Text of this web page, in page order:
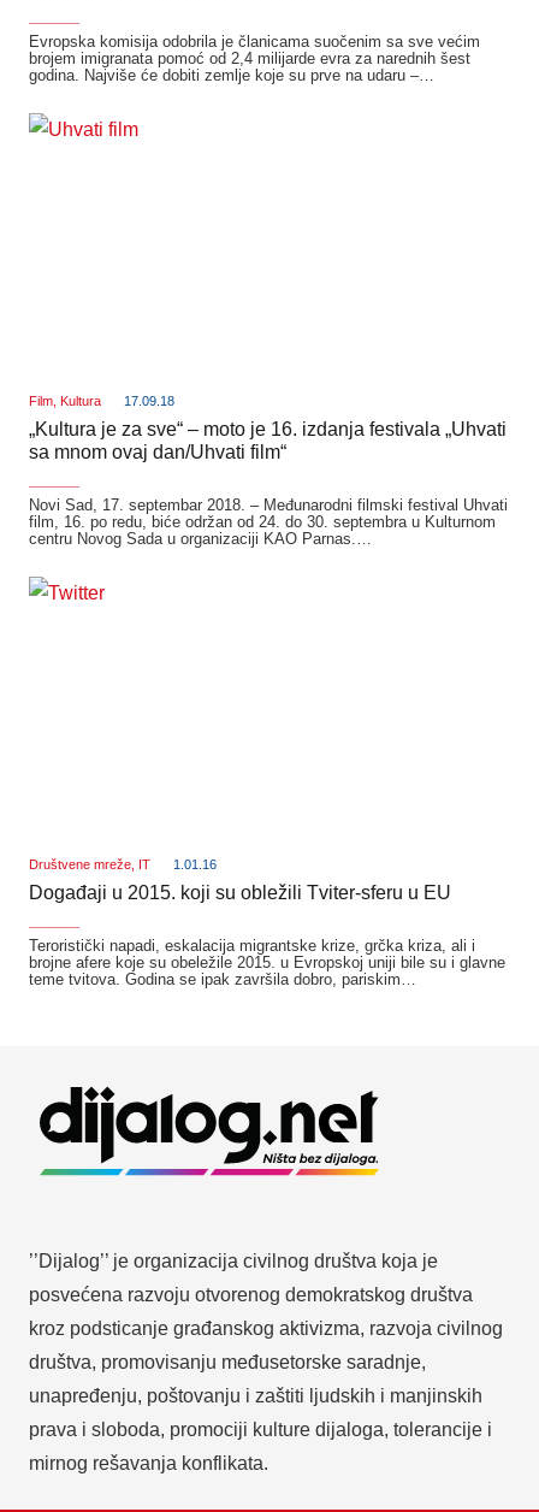
Evropska komisija odobrila je članicama suočenim sa sve većim
brojem imigranata pomoć od 2,4 milijarde evra za narednih šest
godina. Najviše će dobiti zemlje koje su prve na udaru –…
Film Kultura 17.09.18
„Kultura je za sve“ – moto je 16. izdanja festivala „Uhvati
sa mnom ovaj dan/Uhvati film“
Novi Sad, 17. septembar 2018. – Međunarodni filmski festival Uhvati
film, 16. po redu, biće održan od 24. do 30. septembra u Kulturnom
centru Novog Sada u organizaciji KAO Parnas.…
Društvene mreže IT 1.01.16
Događaji u 2015. koji su obležili Tviter-sferu u EU
Teroristički napadi, eskalacija migrantske krize, grčka kriza, ali i
brojne afere koje su obeležile 2015. u Evropskoj uniji bile su i glavne
teme tvitova. Godina se ipak završila dobro, pariskim…
’’Dijalog’’ je organizacija civilnog društva koja je
posvećena razvoju otvorenog demokratskog društva
kroz podsticanje građanskog aktivizma, razvoja civilnog
društva, promovisanju međusetorske saradnje,
unapređenju, poštovanju i zaštiti ljudskih i manjinskih
prava i sloboda, promociji kulture dijaloga, tolerancije i
mirnog rešavanja konflikata.